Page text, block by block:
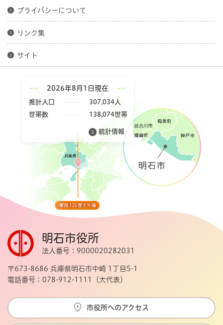
プライバシーについて
リンク集
サイト
2026年8月1日現在
推計人口
307,034人
世帯数
138,074世帯
統計情報
明石市役所
法人番号：9000020282031
〒673-8686 兵庫県明石市中崎 1丁目5-1
電話番号：078-912-1111（大代表）
市役所へのアクセス